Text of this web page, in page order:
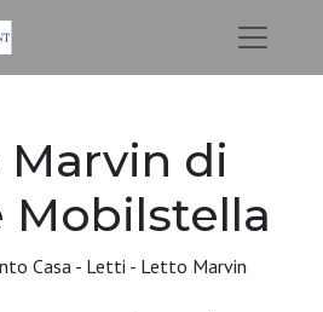
di
Mobilstella
Casa - Letti - Letto Marvin